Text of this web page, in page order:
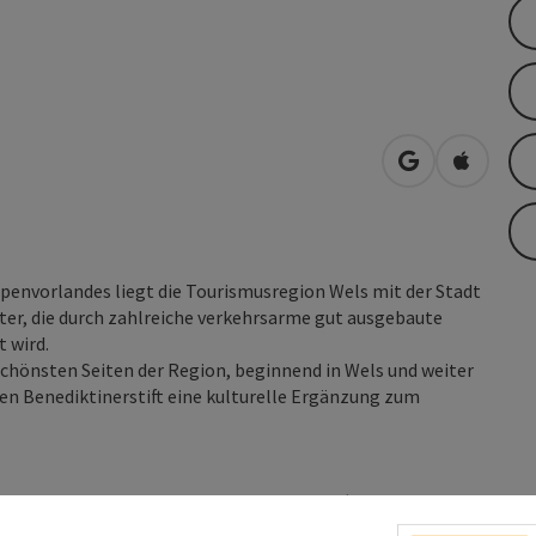
in Google
in
liegt die Tourismusregion Wels mit der Stadt
die durch zahlreiche verkehrsarme gut ausgebaute
wird.
Seiten der Region, beginnend in Wels und weiter
Benediktinerstift eine kulturelle Ergänzung zum
stehen im APPKomootzur Verfügung (App für Android
können Sie die Touren entweder als GPX Datei